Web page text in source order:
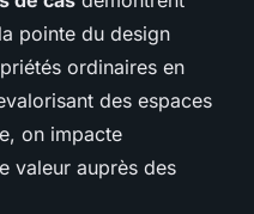
pointe du design
ordinaires en
des espaces
on impacte
valeur auprès des